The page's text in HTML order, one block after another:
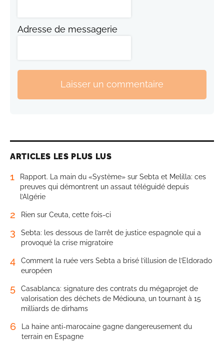
Adresse de messagerie
Laisser un commentaire
ARTICLES LES PLUS LUS
1
Rapport. La main du «Système» sur Sebta et Melilla: ces
preuves qui démontrent un assaut téléguidé depuis
l’Algérie
2 Rien sur Ceuta, cette fois-ci
3
Sebta: les dessous de l’arrêt de justice espagnole qui a
provoqué la crise migratoire
4
Comment la ruée vers Sebta a brisé l’illusion de l’Eldorado
européen
5
Casablanca: signature des contrats du mégaprojet de
valorisation des déchets de Médiouna, un tournant à 15
milliards de dirhams
6
La haine anti-marocaine gagne dangereusement du
terrain en Espagne